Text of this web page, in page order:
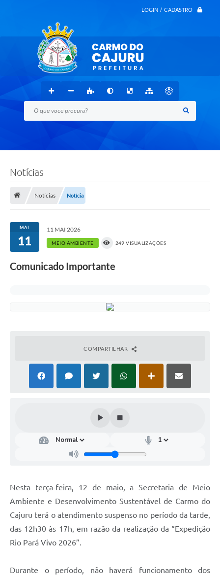
LOGIN / CADASTRO
O que voce procura?
Notícias
Notícias Notícia
MAI
11
11 MAI 2026
MEIO AMBIENTE 249 VISUALIZAÇÕES
Comunicado Importante
COMPARTILHAR
Nesta terça-feira, 12 de maio, a Secretaria de Meio
Ambiente e Desenvolvimento Sustentável de Carmo do
Cajuru terá o atendimento suspenso no período da tarde,
das 12h30 às 17h, em razão da realização da “Expedição
Rio Pará Vivo 2026”.
Durante o período, não haverá funcionamento dos